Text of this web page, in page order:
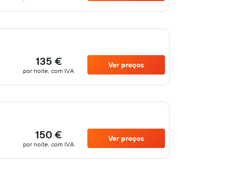
135 €
por noite, com IVA
Ver preços
150 €
por noite, com IVA
Ver preços